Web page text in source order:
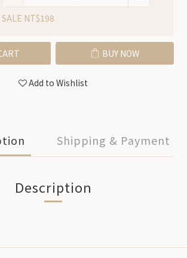
SALE NT$198
BUY NOW
Add to Wishlist
Shipping & Payment
Description